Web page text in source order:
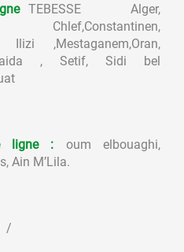
TEBESSE Alger,
Ilizi ,Mestaganem,Oran,
, Setif, Sidi bel
ligne : oum elbouaghi,
Ain M’Lila.
/